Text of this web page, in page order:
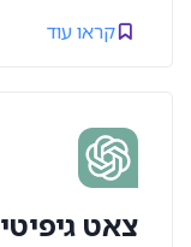
קראו עוד
צאט גיפיטי Chat GPT